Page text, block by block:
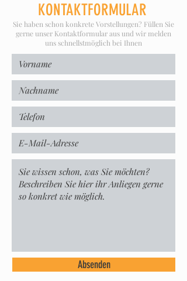
KONTAKTFORMULAR
Sie haben schon konkrete Vorstellungen? Füllen Sie
gerne unser Kontaktformular aus und wir melden
uns schnellstmöglich bei Ihnen
Absenden